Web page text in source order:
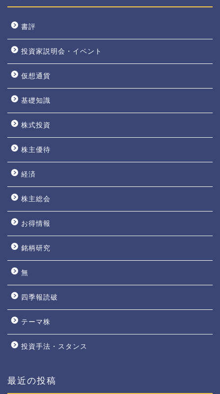
書評
投資家説明会・イベント
仮想通貨
基礎知識
株式投資
株主優待
経済
株主総会
お得情報
銘柄研究
無
四季報読破
テーマ株
投資手法・スタンス
最近の投稿